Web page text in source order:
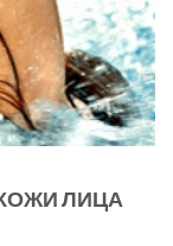
ЛИЦА